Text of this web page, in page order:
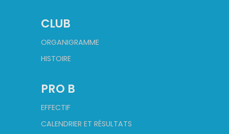
CLUB
ORGANIGRAMME
HISTOIRE
PRO B
EFFECTIF
CALENDRIER ET RÉSULTATS